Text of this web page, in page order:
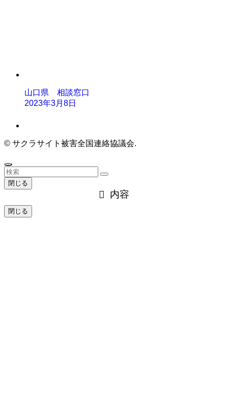
山口県 相談窓口
2023年3月8日
© サクラサイト被害全国連絡協議会.
閉じる
内容
閉じる